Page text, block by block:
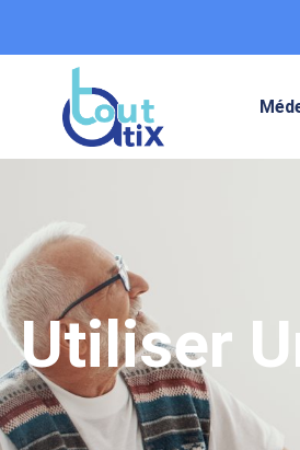
Utiliser